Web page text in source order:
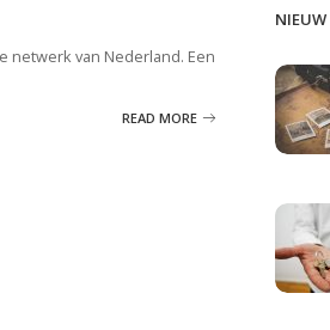
netwerk van Nederland. Een
READ MORE
NIEUW